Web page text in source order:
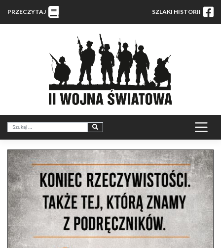
PRZECZYTAJ SZLAKI HISTORII